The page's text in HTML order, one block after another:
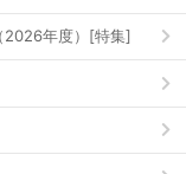
2026年度）[特集]